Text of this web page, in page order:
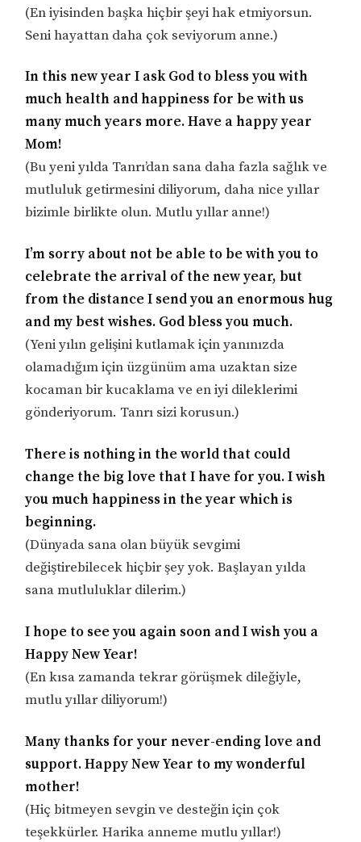
(En iyisinden başka hiçbir şeyi hak etmiyorsun.
Seni hayattan daha çok seviyorum anne.)
In this new year I ask God to bless you with
much health and happiness for be with us
many much years more. Have a happy year
Mom!
(Bu yeni yılda Tanrı’dan sana daha fazla sağlık ve
mutluluk getirmesini diliyorum, daha nice yıllar
bizimle birlikte olun. Mutlu yıllar anne!)
I’m sorry about not be able to be with you to
celebrate the arrival of the new year, but
from the distance I send you an enormous hug
and my best wishes. God bless you much.
(Yeni yılın gelişini kutlamak için yanınızda
olamadığım için üzgünüm ama uzaktan size
kocaman bir kucaklama ve en iyi dileklerimi
gönderiyorum. Tanrı sizi korusun.)
There is nothing in the world that could
change the big love that I have for you. I wish
you much happiness in the year which is
beginning.
(Dünyada sana olan büyük sevgimi
değiştirebilecek hiçbir şey yok. Başlayan yılda
sana mutluluklar dilerim.)
I hope to see you again soon and I wish you a
Happy New Year!
(En kısa zamanda tekrar görüşmek dileğiyle,
mutlu yıllar diliyorum!)
Many thanks for your never-ending love and
support. Happy New Year to my wonderful
mother!
(Hiç bitmeyen sevgin ve desteğin için çok
teşekkürler. Harika anneme mutlu yıllar!)